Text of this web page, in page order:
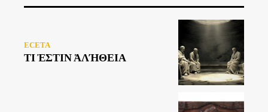
ЕСЕТА
ΤΙ ἘΣΤΙΝ ἈΛΉΘΕΙΑ